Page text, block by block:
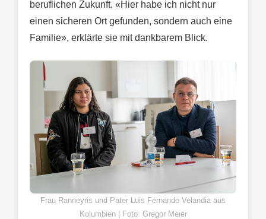
beruflichen Zukunft. «Hier habe ich nicht nur
einen sicheren Ort gefunden, sondern auch eine
Familie», erklärte sie mit dankbarem Blick.
Frau Ranneyris und Pater Luis Fernando Velandia aus
Kolumbien | Foto: Gregor Meier